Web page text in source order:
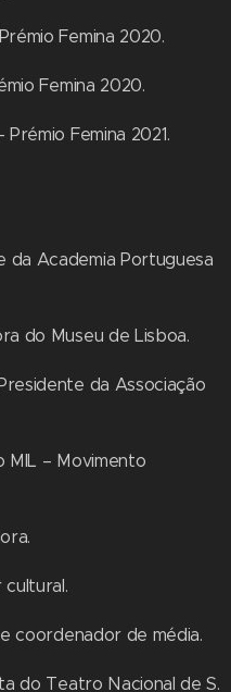
Femina 2020.
Femina 2020.
Femina 2021.
da Academia Portuguesa
do Museu de Lisboa.
da Associação
MIL – Movimento
cultural.
coordenador de média.
do Teatro Nacional de S.